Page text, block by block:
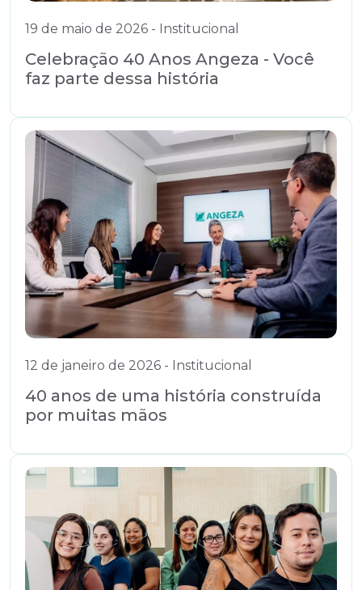
19 de maio de 2026 - Institucional
Celebração 40 Anos Angeza - Você
faz parte dessa história
12 de janeiro de 2026 - Institucional
40 anos de uma história construída
por muitas mãos